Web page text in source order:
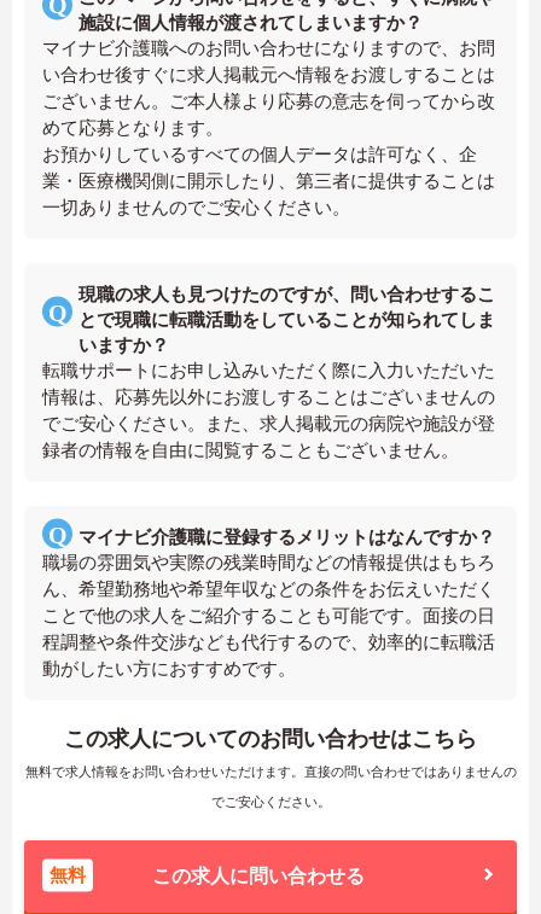
施設に個人情報が渡されてしまいますか？
マイナビ介護職へのお問い合わせになりますので、お問
い合わせ後すぐに求人掲載元へ情報をお渡しすることは
ございません。ご本人様より応募の意志を伺ってから改
めて応募となります。
お預かりしているすべての個人データは許可なく、企
業・医療機関側に開示したり、第三者に提供することは
一切ありませんのでご安心ください。
現職の求人も見つけたのですが、問い合わせするこ
とで現職に転職活動をしていることが知られてしま
いますか？
転職サポートにお申し込みいただく際に入力いただいた
情報は、応募先以外にお渡しすることはございませんの
でご安心ください。また、求人掲載元の病院や施設が登
録者の情報を自由に閲覧することもございません。
マイナビ介護職に登録するメリットはなんですか？
職場の雰囲気や実際の残業時間などの情報提供はもちろ
ん、希望勤務地や希望年収などの条件をお伝えいただく
ことで他の求人をご紹介することも可能です。面接の日
程調整や条件交渉なども代行するので、効率的に転職活
動がしたい方におすすめです。
この求人についてのお問い合わせはこちら
無料で求人情報をお問い合わせいただけます。直接の問い合わせではありませんの
でご安心ください。
無料 この求人に問い合わせる